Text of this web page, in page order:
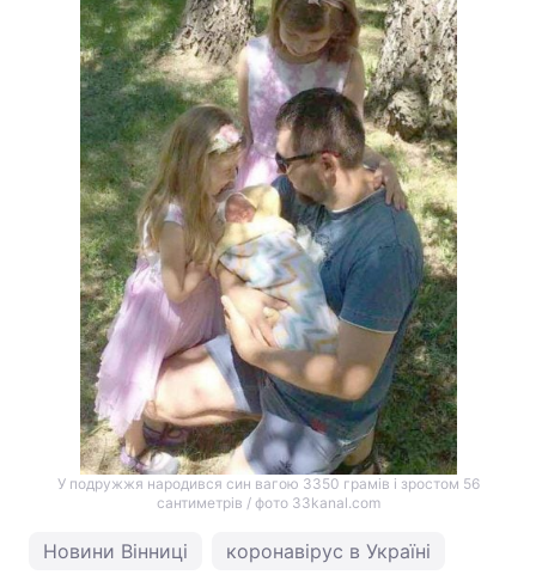
У подружжя народився син вагою 3350 грамів і зростом 56
сантиметрів / фото 33kanal.com
Новини Вінниці коронавірус в Україні